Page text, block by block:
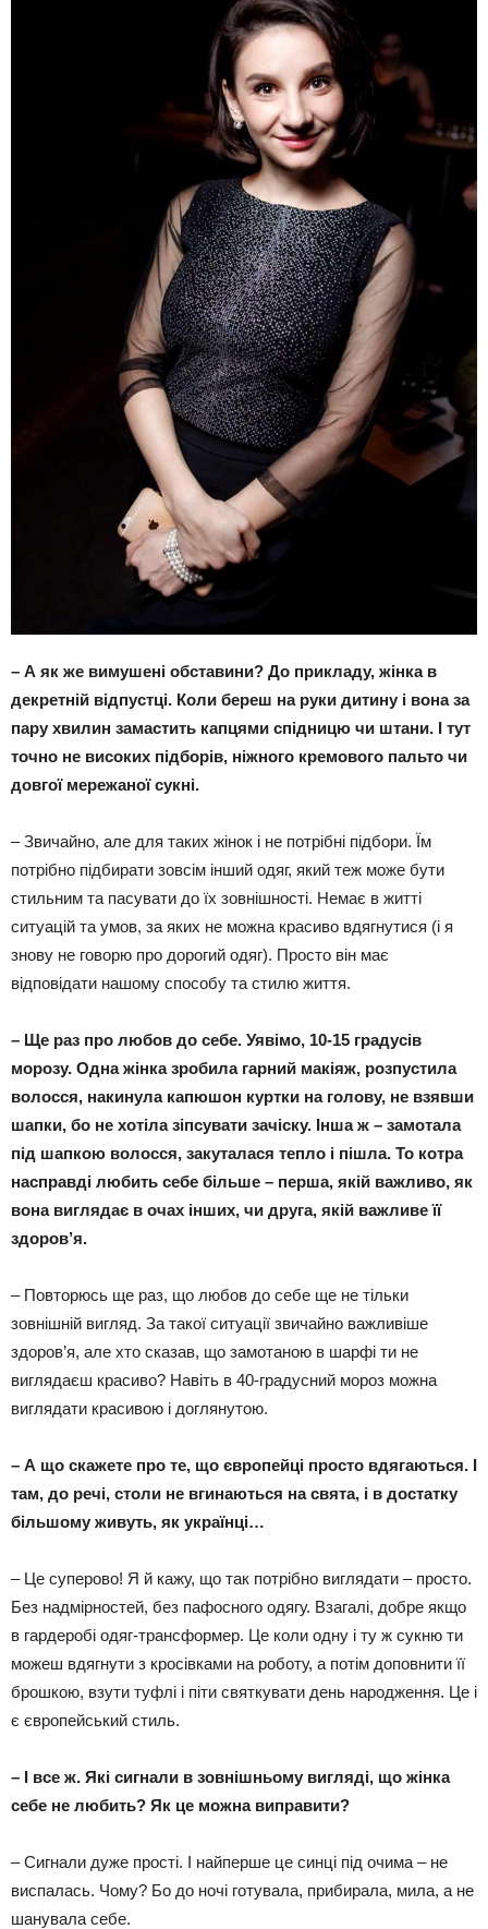
– А як же вимушені обставини? До прикладу, жінка в
декретній відпустці. Коли береш на руки дитину і вона за
пару хвилин замастить капцями спідницю чи штани. І тут
точно не високих підборів, ніжного кремового пальто чи
довгої мережаної сукні.
– Звичайно, але для таких жінок і не потрібні підбори. Їм
потрібно підбирати зовсім інший одяг, який теж може бути
стильним та пасувати до їх зовнішності. Немає в житті
ситуацій та умов, за яких не можна красиво вдягнутися (і я
знову не говорю про дорогий одяг). Просто він має
відповідати нашому способу та стилю життя.
– Ще раз про любов до себе. Уявімо, 10-15 градусів
морозу. Одна жінка зробила гарний макіяж, розпустила
волосся, накинула капюшон куртки на голову, не взявши
шапки, бо не хотіла зіпсувати зачіску. Інша ж – замотала
під шапкою волосся, закуталася тепло і пішла. То котра
насправді любить себе більше – перша, якій важливо, як
вона виглядає в очах інших, чи друга, якій важливе її
здоров’я.
– Повторюсь ще раз, що любов до себе ще не тільки
зовнішній вигляд. За такої ситуації звичайно важливіше
здоров’я, але хто сказав, що замотаною в шарфі ти не
виглядаєш красиво? Навіть в 40-градусний мороз можна
виглядати красивою і доглянутою.
– А що скажете про те, що європейці просто вдягаються. І
там, до речі, столи не вгинаються на свята, і в достатку
більшому живуть, як українці…
– Це суперово! Я й кажу, що так потрібно виглядати – просто.
Без надмірностей, без пафосного одягу. Взагалі, добре якщо
в гардеробі одяг-трансформер. Це коли одну і ту ж сукню ти
можеш вдягнути з кросівками на роботу, а потім доповнити її
брошкою, взути туфлі і піти святкувати день народження. Це і
є європейський стиль.
– І все ж. Які сигнали в зовнішньому вигляді, що жінка
себе не любить? Як це можна виправити?
– Сигнали дуже прості. І найперше це синці під очима – не
виспалась. Чому? Бо до ночі готувала, прибирала, мила, а не
шанувала себе.